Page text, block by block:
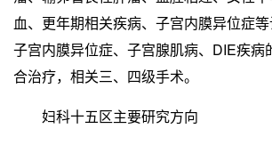
血、更年期相关疾病、子宫内膜异位症
子宫内膜异位症、子宫腺肌病、DIE疾病
合治疗，相关三、四级手术。
妇科十五区主要研究方向